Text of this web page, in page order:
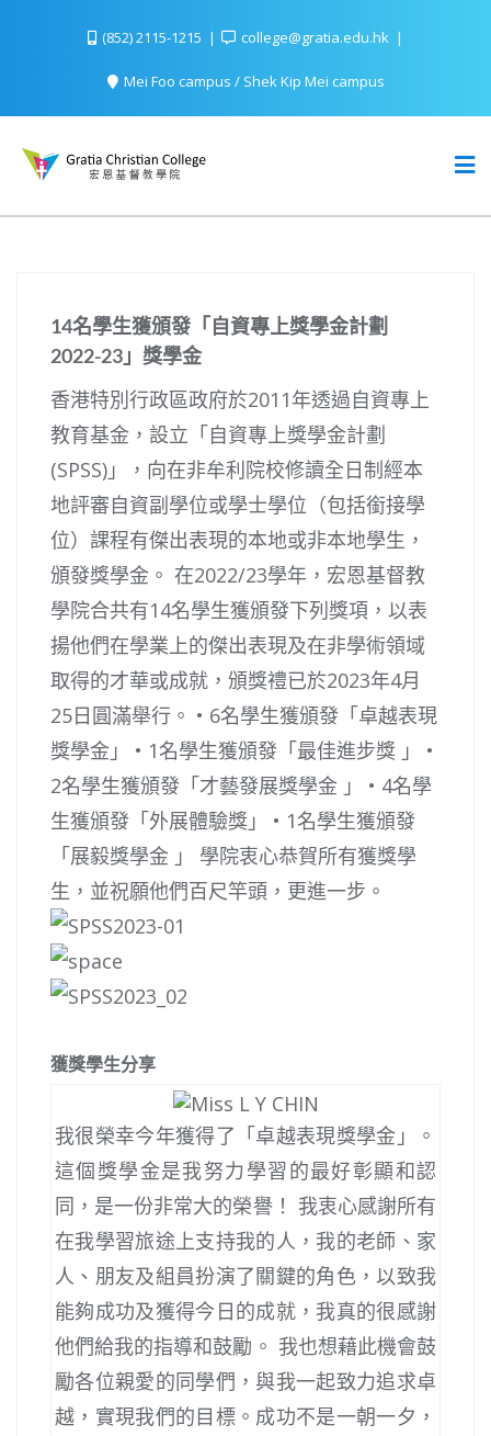
(852) 2115-1215 college@gratia.edu.hk
Mei Foo campus / Shek Kip Mei campus
14名學生獲頒發「自資專上獎學金計劃
2022-23」獎學金
香港特別行政區政府於2011年透過自資專上
教育基金，設立「自資專上獎學金計劃
(SPSS)」，向在非牟利院校修讀全日制經本
地評審自資副學位或學士學位（包括銜接學
位）課程有傑出表現的本地或非本地學生，
頒發獎學金。 在2022/23學年，宏恩基督教
學院合共有14名學生獲頒發下列獎項，以表
揚他們在學業上的傑出表現及在非學術領域
取得的才華或成就，頒獎禮已於2023年4月
25日圓滿舉行。 • 6名學生獲頒發「卓越表現
獎學金」 • 1名學生獲頒發「最佳進步獎 」 •
2名學生獲頒發「才藝發展獎學金 」 • 4名學
生獲頒發「外展體驗獎」 • 1名學生獲頒發
「展毅獎學金 」 學院衷心恭賀所有獲獎學
生，並祝願他們百尺竿頭，更進一步。
獲獎學生分享
我很榮幸今年獲得了「卓越表現獎學金」。
這個獎學金是我努力學習的最好彰顯和認
同，是一份非常大的榮譽！ 我衷心感謝所有
在我學習旅途上支持我的人，我的老師、家
人、朋友及組員扮演了關鍵的角色，以致我
能夠成功及獲得今日的成就，我真的很感謝
他們給我的指導和鼓勵。 我也想藉此機會鼓
勵各位親愛的同學們，與我一起致力追求卓
越，實現我們的目標。成功不是一朝一夕，